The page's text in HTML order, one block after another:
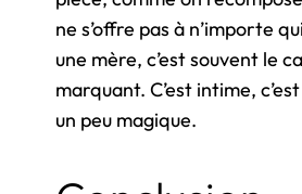
ne s’offre pas à n’importe
une mère, c’est souvent le
marquant. C’est intime,
un peu magique.